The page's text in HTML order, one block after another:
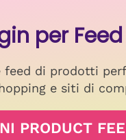
per
feed di prodotti
e siti di
PRODUCT